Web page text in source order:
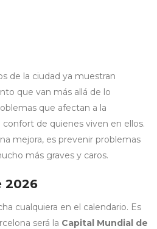
de la ciudad ya muestran
que van más allá de lo
que afectan a la
de quienes viven en ellos.
mejora, es prevenir problemas
más graves y caros.
2026
cualquiera en el calendario. Es
será la Capital Mundial de